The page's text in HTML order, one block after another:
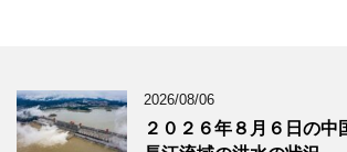
2026/08/06
２０２６年８月６日の中